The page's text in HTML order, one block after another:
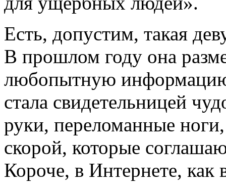
Есть, допустим, такая
В прошлом году она
любопытную
стала свидетельницей
руки, переломанные
скорой, которые
Короче, в Интернете, как